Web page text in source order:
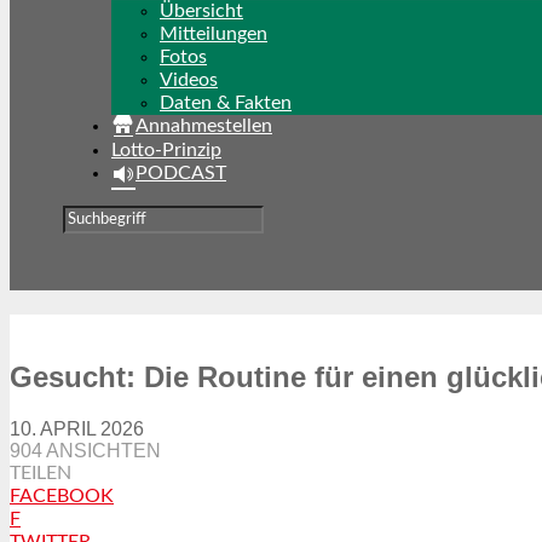
Übersicht
Mitteilungen
Fotos
Videos
Daten & Fakten
Annahmestellen
Lotto-Prinzip
PODCAST
Gesucht: Die Routine für einen
10. APRIL 2026
904 ANSICHTEN
TEILEN
FACEBOOK
F